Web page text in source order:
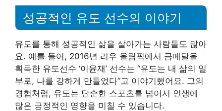
성공적인 유도 선수의 이야기
유도를 통해 성공적인 삶을 살아가는 사람들도 많아
요. 예를 들어, 2016년 리우 올림픽에서 금메달을
획득한 유도선수 ‘이윤재’ 선수는 “유도는 내 삶의 일
부로, 나를 강하게 만들었다”고 이야기했어요. 그의
경험처럼, 유도는 단순한 스포츠를 넘어서 인생에
많은 긍정적인 영향을 미칠 수 있습니다.